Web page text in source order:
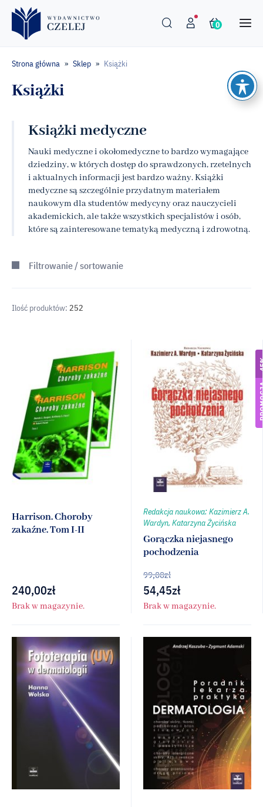
0
Strona główna » Sklep » Książki
Książki
Książki medyczne
Nauki medyczne i okołomedyczne to bardzo wymagające
dziedziny, w których dostęp do sprawdzonych, rzetelnych
i aktualnych informacji jest bardzo ważny. Książki
medyczne są szczególnie przydatnym materiałem
naukowym dla studentów medycyny oraz nauczycieli
akademickich, ale także wszystkich specjalistów i osób,
które są zainteresowane tematyką medyczną i zdrowotną.
Filtrowanie / sortowanie
Ilość produktów: 252
Harrison. Choroby
zakaźne. Tom I-II
240,00zł
Brak w magazynie.
-
Redakcja naukowa: Kazimierz A.
Wardyn, Katarzyna Życińska
Gorączka niejasnego
pochodzenia
99,00zł
54,45zł
Brak w magazynie.